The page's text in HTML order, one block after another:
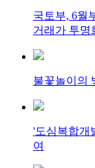
국토부, 6월
거래가 투명
불꽃놀이의
'도심복합개
여